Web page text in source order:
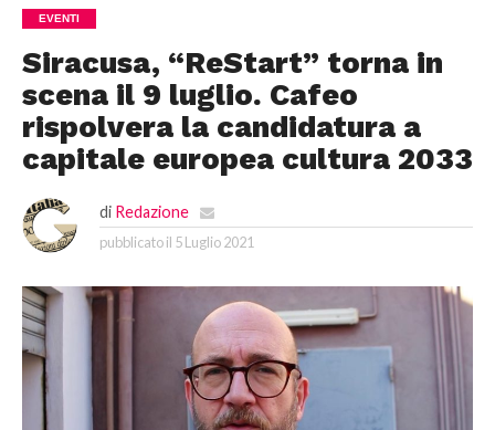
EVENTI
Siracusa, “ReStart” torna in
scena il 9 luglio. Cafeo
rispolvera la candidatura a
capitale europea cultura 2033
di Redazione
pubblicato il 5 Luglio 2021